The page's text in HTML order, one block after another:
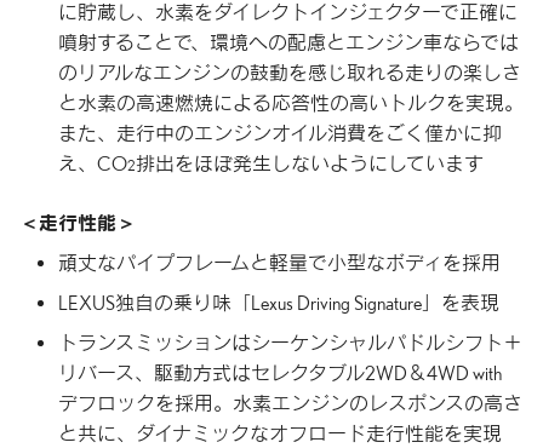
に貯蔵し、水素をダイレクトインジェクターで正確に
噴射することで、環境への配慮とエンジン車ならでは
のリアルなエンジンの鼓動を感じ取れる走りの楽しさ
と水素の高速燃焼による応答性の高いトルクを実現。
また、走行中のエンジンオイル消費をごく僅かに抑
え、CO2排出をほぼ発生しないようにしています
走行性能
頑丈なパイプフレームと軽量で小型なボディを採用
LEXUS独自の乗り味 「Lexus Driving Signature」 を表現
トランスミッションはシーケンシャルパドルシフト＋
リバース、駆動方式はセレクタブル2WD＆4WD with
デフロックを採用。水素エンジンのレスポンスの高さ
と共に、ダイナミックなオフロード走行性能を実現